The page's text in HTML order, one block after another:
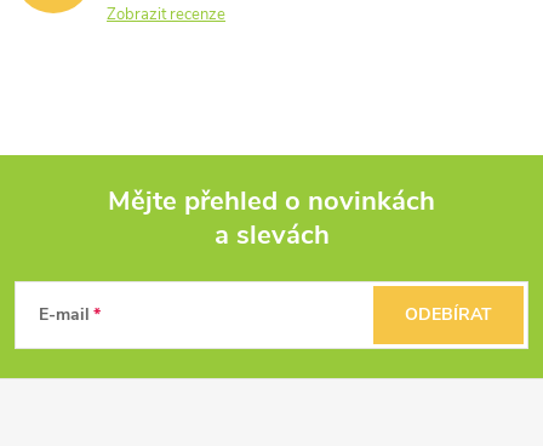
Zobrazit recenze
p
Mějte přehled o novinkách
a slevách
E-mail ODEBÍRAT